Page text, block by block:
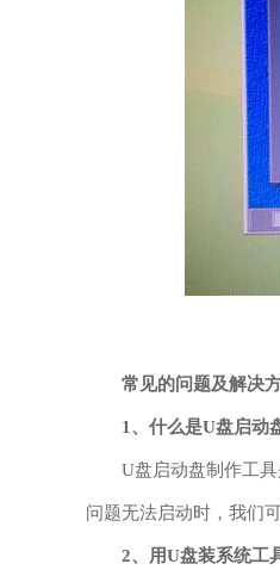
常见的问题及解决
1、 什么是U盘启动
U盘启动盘制作工
问题无法启动时，我们
2、 用U盘装系统工